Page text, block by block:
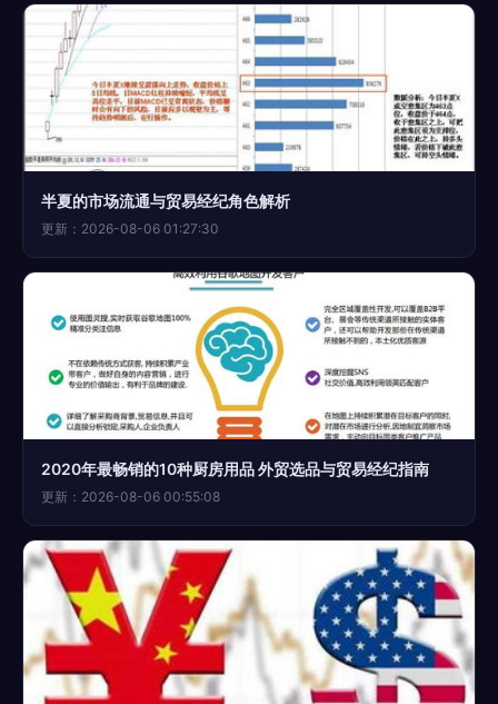
半夏的市场流通与贸易经纪角色解析
更新：2026-08-06 01:27:30
2020年最畅销的10种厨房用品 外贸选品与贸易经纪指南
更新：2026-08-06 00:55:08